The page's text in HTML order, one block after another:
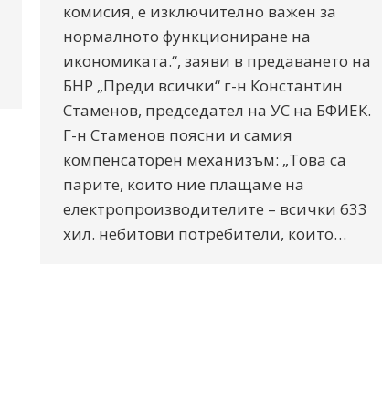
комисия, е изключително важен за
нормалното функциониране на
икономиката.“, заяви в предаването на
БНР „Преди всички“ г-н Константин
Стаменов, председател на УС на БФИЕК.
Г-н Стаменов поясни и самия
компенсаторен механизъм: „Това са
парите, които ние плащаме на
електропроизводителите – всички 633
хил. небитови потребители, които…